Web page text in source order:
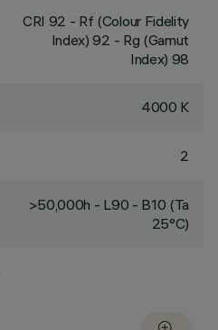
CRI 92 - Rf (Colour Fidelity
Index) 92 - Rg (Gamut
Index) 98
4000 K
2
>50,000h - L90 - B10 (Ta
25°C)